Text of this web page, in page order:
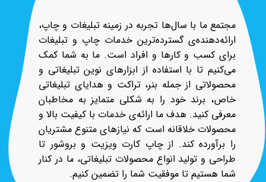
مجتمع ما با سال‌ها تجربه در زمینه تبلیغات و چاپ،
ارائه‌دهنده‌ی گسترده‌ترین خدمات چاپ و تبلیغات
برای کسب و کارها و افراد است. ما به شما کمک
می‌کنیم تا با استفاده از ابزارهای نوین تبلیغاتی و
محصولاتی از جمله بنر، تراکت و هدایای تبلیغاتی
خاص، برند خود را به شکلی متمایز به مخاطبان
معرفی کنید. هدف ما ارائه‌ی خدمات با کیفیت بالا و
محصولات خلاقانه است که نیازهای متنوع مشتریان
را برآورده کند. از چاپ کارت ویزیت و بروشور تا
طراحی و تولید انواع محصولات تبلیغاتی، ما در کنار
شما هستیم تا موفقیت شما را تضمین کنیم.